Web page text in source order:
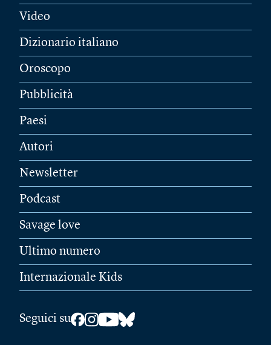
Video
Dizionario italiano
Oroscopo
Pubblicità
Paesi
Autori
Newsletter
Podcast
Savage love
Ultimo numero
Internazionale Kids
Seguici su